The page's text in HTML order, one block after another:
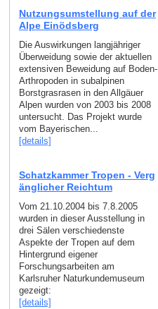
Nutzungsumstellung auf der
Alpe Einödsberg
Die Auswirkungen langjähriger
Überweidung sowie der aktuellen
extensiven Beweidung auf Boden-
Arthropoden in subalpinen
Borstgrasrasen in den Allgäuer
Alpen wurden von 2003 bis 2008
untersucht. Das Projekt wurde
vom Bayerischen...
[details]
Schatzkammer Tropen - Verg
änglicher Reichtum
Vom 21.10.2004 bis 7.8.2005
wurden in dieser Ausstellung in
drei Sälen verschiedenste
Aspekte der Tropen auf dem
Hintergrund eigener
Forschungsarbeiten am
Karlsruher Naturkundemuseum
gezeigt:
[details]